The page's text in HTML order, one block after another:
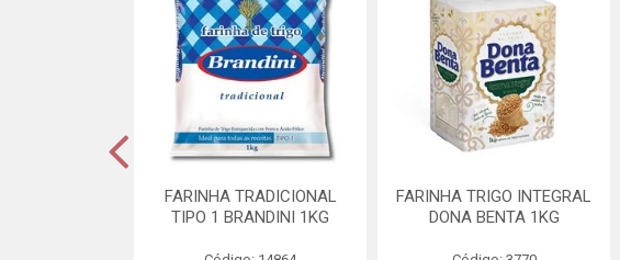
FARINHA TRADICIONAL
TIPO 1 BRANDINI 1KG
FARINHA TRIGO INTEGRAL
DONA BENTA 1KG